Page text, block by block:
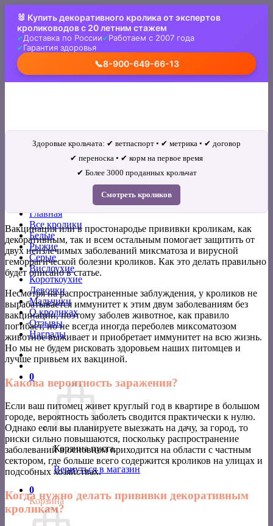
content
🐰 Купить декоративного кролика от экспертов
кролиководов с 20 летним стажем
Доставка по России
Работаем с 2007 года
Гарантия здоровья
📞8-900-649-66-13
Главная
Все кролики
Белые
Рыжие
Серые
Вислоухие
Короткоухие
Девочки
Мальчики
О кроликах
Отзывы
Награды
0
Корзина пуста.
Вернуться в магазин
0
Корзина
Здоровые крольчата: ✔ ветпаспорт • ✔ метрика • ✔ договор
✔ переноска • ✔ корм на первое время
✔ Более 3000 проданных крольчат
Смотреть кроликов
Вакцинация или в простонародье прививки кроликам, как
декоративным, так и всем остальным помогает защитить от
двух неизлечимых заболеваний миксматоза и вирусной
геморрагической болезни кроликов. Как это делать правильно
будет описано в статье.
Несмотря на распространенные заблуждения, у кроликов не
вырабатывается иммунитет к этим двум заболеваниям без
вакцинации, поэтому заболев животное, как правило
погибает, но не всегда иногда переболев миксоматозом
животное выживает и приобретает иммунитет на всю жизнь.
Но мы не будем рисковать здоровьем наших питомцев и
лучше привьем их вакциной.
Какова вероятность заражения?
Если ваш питомец живет круглый год в квартире в большом
городе, вероятность заболеть сводится практически к нулю.
Однако если вы планируете выезжать на дачу, за город, то
риски сильно повышаются, поскольку распространение
заболеваний в основном приходится на области с частным
сектором, где больше всего содержится кроликов на улицах и
подсобных хозяйствах.
Когда нужно делать прививки декоративным
кроликам?